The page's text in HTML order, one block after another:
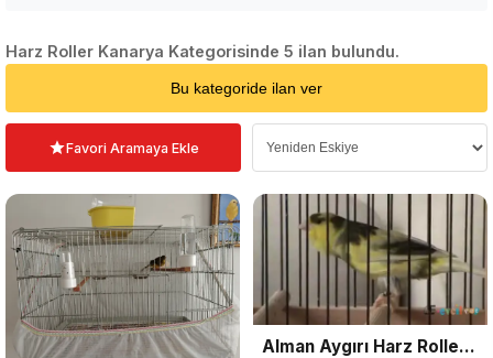
Harz Roller Kanarya Kategorisinde 5 ilan bulundu.
Bu kategoride ilan ver
Favori Aramaya Ekle
Alman Aygırı Harz Roller Ötüm Kanaryaları!